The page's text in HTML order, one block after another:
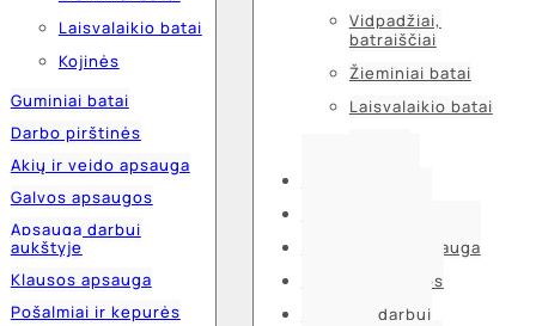
Laisvalaikio batai
Kojinės
Guminiai batai
Darbo pirštinės
Akių ir veido apsauga
Galvos apsaugos
Apsauga darbui
aukštyje
Klausos apsauga
Pošalmiai ir kepurės
Vidpadžiai,
batraiščiai
Žieminiai batai
Laisvalaikio batai
Akių ir veido apsauga
Galvos apsaugos
Apsauga darbui